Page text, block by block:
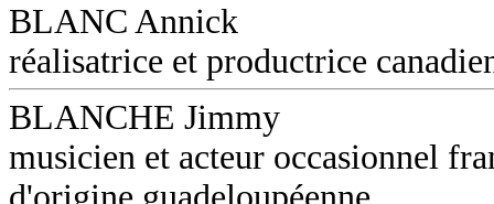
BLANC Annick
réalisatrice et productrice
BLANCHE Jimmy
musicien et acteur occasionnel